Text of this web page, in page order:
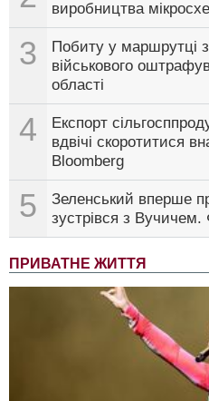
виробництва
3
Побиту у маршрутці
військового
області
4
Експорт
вдвічі скоротитися
Bloomberg
5
Зеленський вперше
зустрівся з Вучичем.
ПРИВАТНЕ ЖИТТЯ